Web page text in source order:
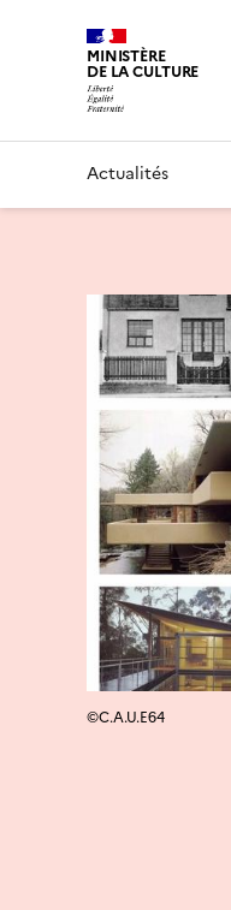
MINISTÈRE
DE LA CULTURE
Actualités
©C.A.U.E64